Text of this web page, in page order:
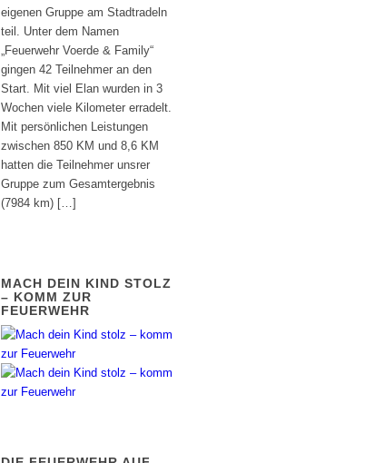
eigenen Gruppe am Stadtradeln
teil. Unter dem Namen
„Feuerwehr Voerde & Family“
gingen 42 Teilnehmer an den
Start. Mit viel Elan wurden in 3
Wochen viele Kilometer erradelt.
Mit persönlichen Leistungen
zwischen 850 KM und 8,6 KM
hatten die Teilnehmer unsrer
Gruppe zum Gesamtergebnis
(7984 km) […]
MACH DEIN KIND STOLZ
– KOMM ZUR
FEUERWEHR